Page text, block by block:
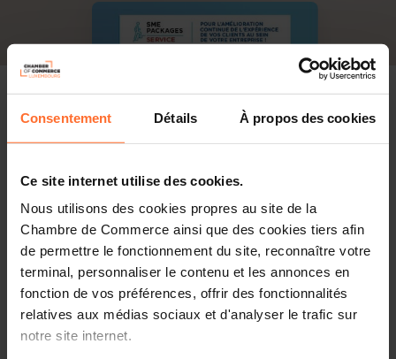
Consentement Détails À propos des cookies
Ce site internet utilise des cookies.
Nous utilisons des cookies propres au site de la
Chambre de Commerce ainsi que des cookies tiers afin
de permettre le fonctionnement du site, reconnaître votre
terminal, personnaliser le contenu et les annonces en
fonction de vos préférences, offrir des fonctionnalités
relatives aux médias sociaux et d'analyser le trafic sur
notre site internet.